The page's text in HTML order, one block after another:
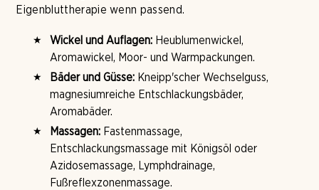
Eigenbluttherapie wenn passend.
Wickel und Auflagen: Heublumenwickel,
Aromawickel, Moor- und Warmpackungen.
Bäder und Güsse: Kneipp'scher Wechselguss,
magnesiumreiche Entschlackungsbäder,
Aromabäder.
Massagen: Fastenmassage,
Entschlackungsmassage mit Königsöl oder
Azidosemassage, Lymphdrainage,
Fußreflexzonenmassage.